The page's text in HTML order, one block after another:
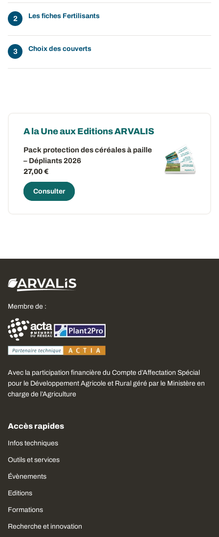
Les fiches Fertilisants
Choix des couverts
A la Une aux Editions ARVALIS
Pack protection des céréales à paille
– Dépliants 2026
27,00 €
Consulter
Membre de :
Avec la participation financière du Compte d’Affectation Spécial
pour le Développement Agricole et Rural géré par le Ministère en
charge de l’Agriculture
Accès rapides
Infos techniques
Outils et services
Évènements
Editions
Formations
Recherche et innovation